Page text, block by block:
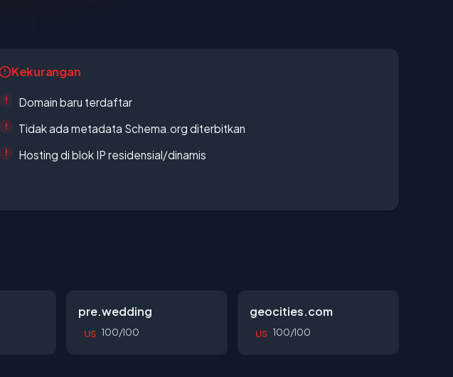
Kekurangan
Domain baru terdaftar
Tidak ada metadata Schema.org diterbitkan
Hosting di blok IP residensial/dinamis
pre.wedding
US 100/100
geocities.com
US 100/100